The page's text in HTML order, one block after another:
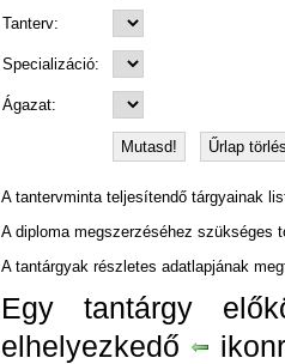
Tanterv:
Specializáció:
Ágazat:
A tantervminta teljesítendő tárgyainak
A diploma megszerzéséhez szükséges
A tantárgyak részletes adatlapjának
Egy tantárgy
elhelyezkedő